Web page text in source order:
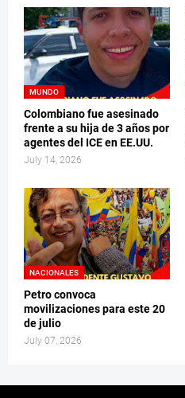
MUNDO
Colombiano fue asesinado
frente a su hija de 3 años por
agentes del ICE en EE.UU.
July 14, 2026
NACIONALES
Petro convoca
movilizaciones para este 20
de julio
July 07, 2026